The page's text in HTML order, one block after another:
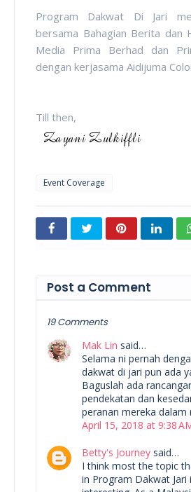
Program Dakwat Di Jari
bersama Bahagian Berita dan
Media Prima Berhad dan
dengan kerjasama Aidijuma
Till then,
Event Coverage
Post a Comment
19 Comments
Mak Lin said…
Selama ni pernah
dakwat di jari pun ada
Baguslah ada
pendekatan dan
peranan mereka dalam
April 15, 2018 at 9:38
Betty's Journey said…
I think most the topic
in Program Dakwat Jari